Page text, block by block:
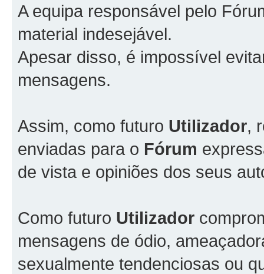
A equipa responsável pelo
material indesejável.
Apesar disso, é impossível
mensagens.
Assim, como futuro Utilizador,
enviadas para o Fórum
de vista e opiniões dos seus
Como futuro Utilizador
mensagens de ódio,
sexualmente tendenciosas ou